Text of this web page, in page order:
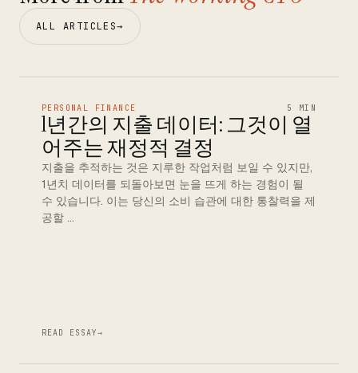
ALL ARTICLES→
PERSONAL FINANCE 5 MIN
1년간의 지출 데이터: 그것이 열
어주는 재정적 결정
지출을 추적하는 것은 지루한 작업처럼 보일 수 있지만,
1년치 데이터를 되돌아보면 눈을 뜨게 하는 경험이 될
수 있습니다. 이는 당신의 소비 습관에 대한 통찰력을 제
공할 …
READ ESSAY→